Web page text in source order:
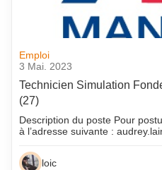
Emploi
3 Mai. 2023
Technicien Simulation
(27)
Description du poste Pour
à l’adresse suivante :
loic